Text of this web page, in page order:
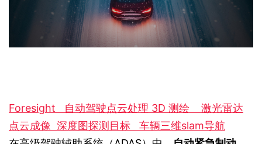
Foresight 自动驾驶点云处理 3D 测绘
激光雷达
点云成像 深度图探测目标
车辆三维slam导航